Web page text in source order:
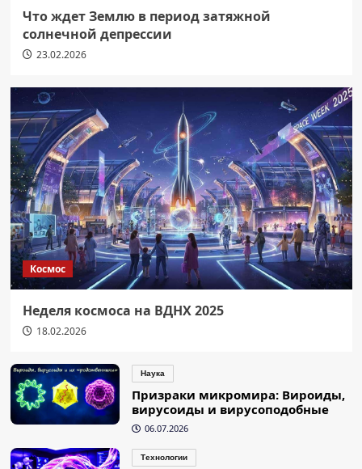
Что ждет Землю в период затяжной
солнечной депрессии
23.02.2026
Космос
Неделя космоса на ВДНХ 2025
18.02.2026
Наука
Призраки микромира: Вироиды,
вирусоиды и вирусоподобные
06.07.2026
Технологии